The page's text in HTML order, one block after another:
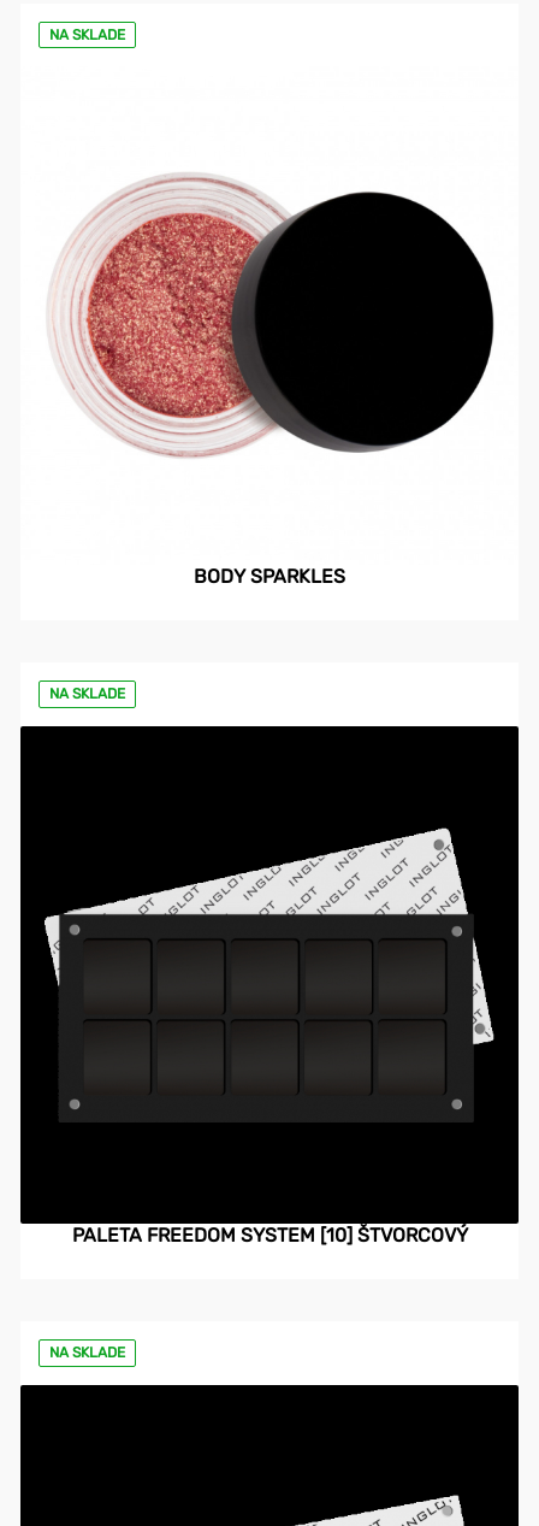
NA SKLADE
BODY SPARKLES
NA SKLADE
PALETA FREEDOM SYSTEM [10] ŠTVORCOVÝ
NA SKLADE